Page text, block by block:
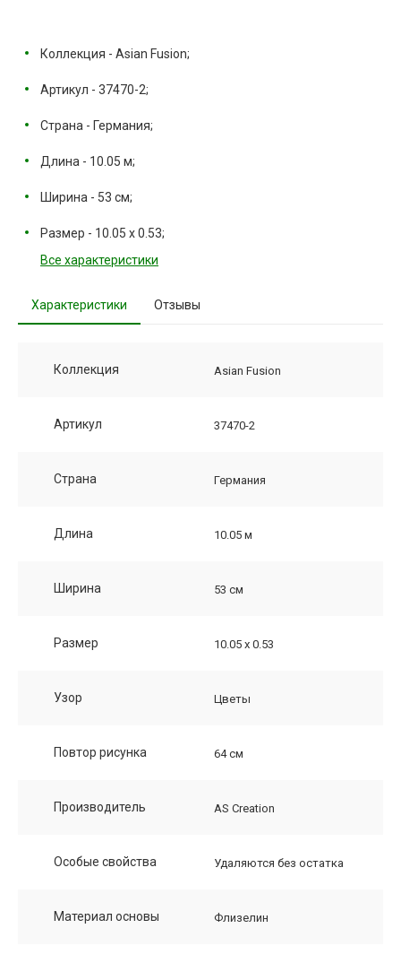
Коллекция - Asian Fusion;
Артикул - 37470-2;
Страна - Германия;
Длина - 10.05 м;
Ширина - 53 см;
Размер - 10.05 х 0.53;
Все характеристики
Характеристики Отзывы
Коллекция Asian Fusion
Артикул 37470-2
Страна Германия
Длина 10.05 м
Ширина 53 см
Размер 10.05 х 0.53
Узор Цветы
Повтор рисунка 64 см
Производитель AS Creation
Особые свойства Удаляются без остатка
Материал основы Флизелин